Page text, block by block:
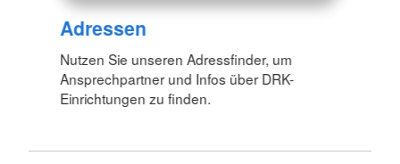
Adressen
Nutzen Sie unseren Adressfinder, um
Ansprechpartner und Infos über DRK-
Einrichtungen zu finden.